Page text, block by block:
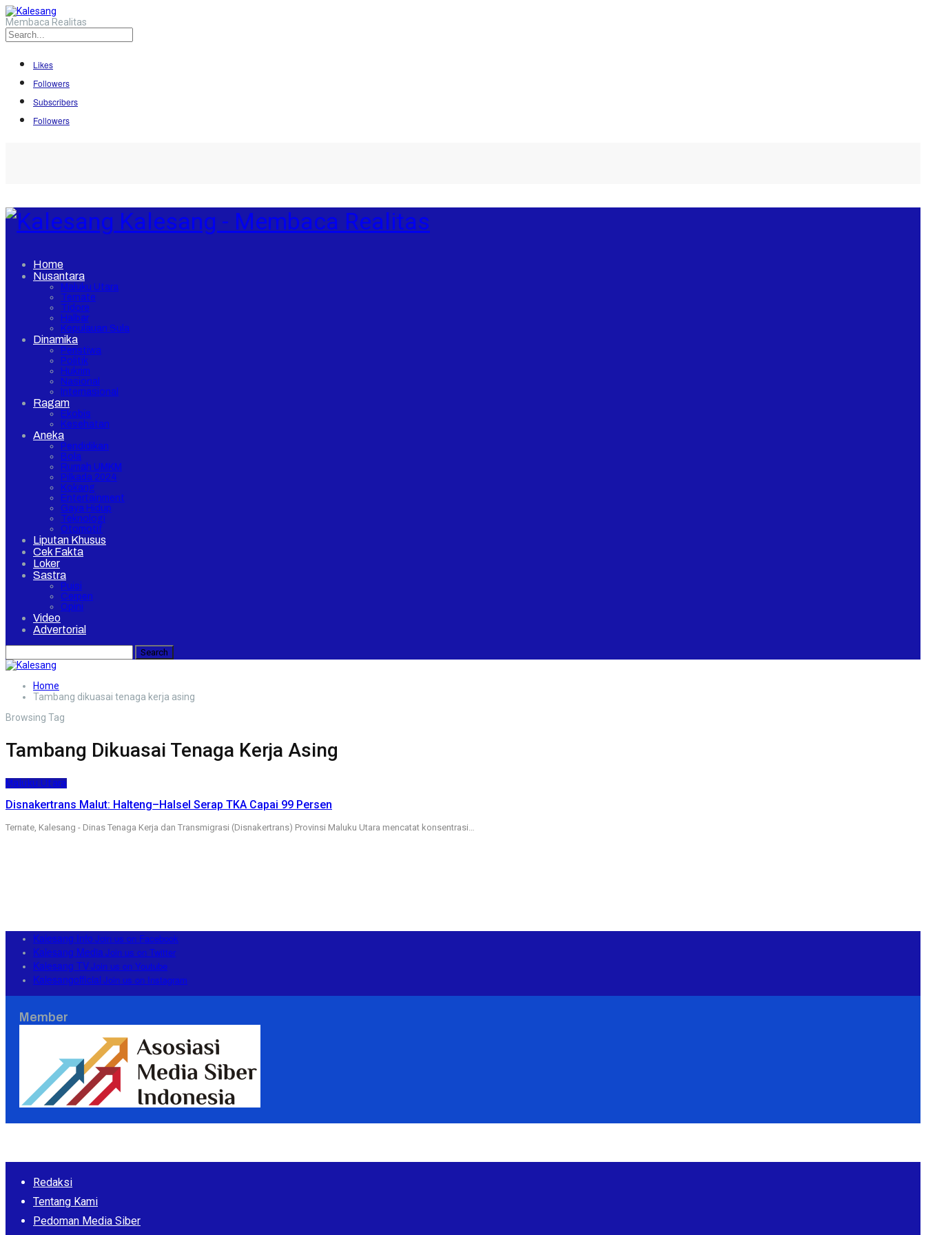
Membaca Realitas
Likes
Followers
Subscribers
Followers
Kalesang - Membaca Realitas
Home
Nusantara
Maluku Utara
Ternate
Tidore
Halbar
Kepulauan Sula
Dinamika
Peristiwa
Politik
Hukrim
Nasional
Internasional
Ragam
Ekobis
Kesehatan
Aneka
Pendidikan
Bola
Rumah UMKM
Pilkada 2024
Kokang
Entertainment
Gaya Hidup
Teknologi
Otomotif
Liputan Khusus
Cek Fakta
Loker
Sastra
Puisi
Cerpen
Opini
Video
Advertorial
Home
Tambang dikuasai tenaga kerja asing
Browsing Tag
Tambang Dikuasai Tenaga Kerja Asing
Maluku Utara
Disnakertrans Malut: Halteng–Halsel Serap TKA Capai 99 Persen
Ternate, Kalesang - Dinas Tenaga Kerja dan Transmigrasi (Disnakertrans) Provinsi Maluku Utara mencatat konsentrasi…
Kalesang Info Join us on Facebook
Kalesang MediaJoin us on Twitter
Kalesang TVJoin us on Youtube
Kalesangofficial Join us on Instagram
Member
Redaksi
Tentang Kami
Pedoman Media Siber